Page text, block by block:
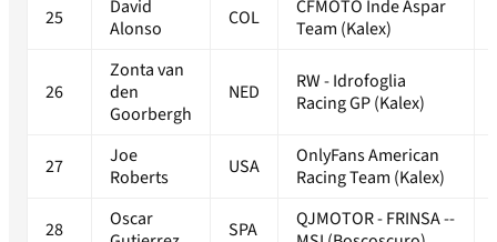
25
David
Alonso
COL
CFMOTO Inde Aspar
Team (Kalex)
26
Zonta van
den
Goorbergh
NED
RW - Idrofoglia
Racing GP (Kalex)
27
Joe
Roberts
USA
OnlyFans American
Racing Team (Kalex)
28
Oscar
SPA
QJMOTOR - FRINSA --